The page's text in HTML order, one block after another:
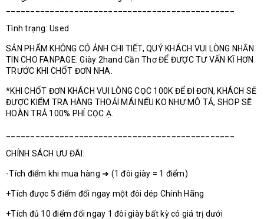
Tình trạng: Used
SẢN PHẨM KHÔNG CÓ ẢNH CHI TIẾT, QUÝ KHÁCH VUI LÒNG NHẮN
TIN CHO FANPAGE: Giày 2hand Cần Thơ ĐỂ ĐƯỢC TƯ VẤN KĨ HƠN
TRƯỚC KHI CHỐT ĐƠN NHA.
*KHI CHỐT ĐƠN KHÁCH VUI LÒNG CỌC 100K ĐỂ ĐI ĐƠN, KHÁCH SẼ
ĐƯỢC KIỂM TRA HÀNG THOẢI MÁI NẾU KO NHƯ MÔ TẢ, SHOP SẼ
HOÀN TRẢ 100% PHÍ CỌC Ạ.
CHÍNH SÁCH ƯU ĐÃI:
-Tích điểm khi mua hàng ➜ (1 đôi giày = 1 điểm)
+Tích được 5 điểm đổi ngay một đôi dép Chính Hãng
+Tích đủ 10 điểm đổi ngay 1 đôi giày bất kỳ có giá trị dưới